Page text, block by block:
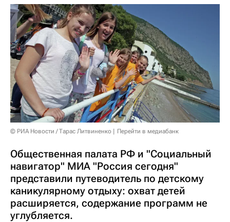
© РИА Новости / Тарас Литвиненко Перейти в медиабанк
Общественная палата РФ и "Социальный
навигатор" МИА "Россия сегодня"
представили путеводитель по детскому
каникулярному отдыху: охват детей
расширяется, содержание программ не
углубляется.